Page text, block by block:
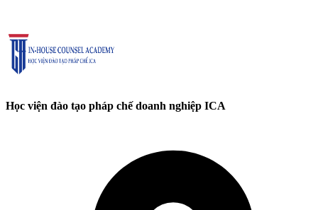
Học viện đào tạo pháp chế doanh nghiệp ICA